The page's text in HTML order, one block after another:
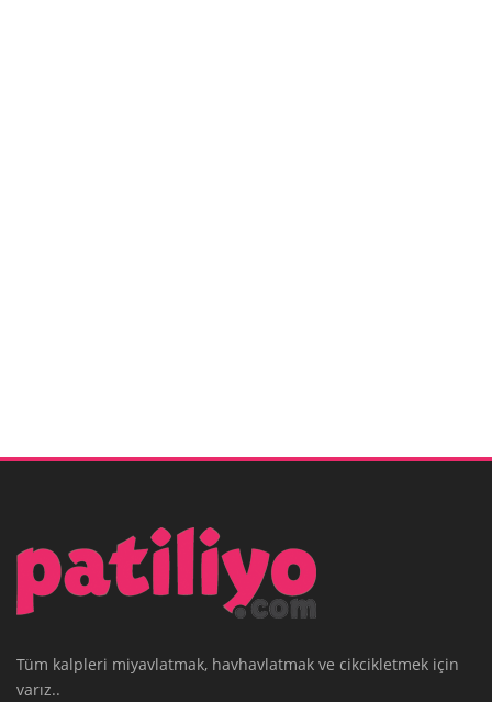
Tüm kalpleri miyavlatmak, havhavlatmak ve cikcikletmek için
varız..